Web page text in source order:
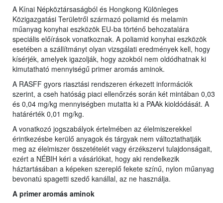
A Kínai Népköztársaságból és Hongkong Különleges
Közigazgatási Területről származó poliamid és melamin
műanyag konyhai eszközök EU-ba történő behozatalára
speciális előírások vonatkoznak. A poliamid konyhai eszközök
esetében a szállítmányt olyan vizsgálati eredmények kell, hogy
kísérjék, amelyek igazolják, hogy azokból nem oldódhatnak ki
kimutatható mennyiségű primer aromás aminok.
A RASFF gyors riasztási rendszeren érkezett információk
szerint, a cseh hatóság piaci ellenőrzés során két mintában 0,03
és 0,04 mg/kg mennyiségben mutatta ki a PAAk kioldódását. A
határérték 0,01 mg/kg.
A vonatkozó jogszabályok értelmében az élelmiszerekkel
érintkezésbe kerülő anyagok és tárgyak nem változtathatják
meg az élelmiszer összetételét vagy érzékszervi tulajdonságait,
ezért a NÉBIH kéri a vásárlókat, hogy aki rendelkezik
háztartásában a képeken szereplő fekete színű, nylon műanyag
bevonatú spagetti szedő kanállal, az ne használja.
A primer aromás aminok